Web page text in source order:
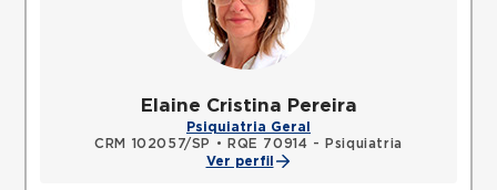
Elaine Cristina Pereira
Psiquiatria Geral
CRM 102057/SP
•
RQE 70914 - Psiquiatria
Ver perfil